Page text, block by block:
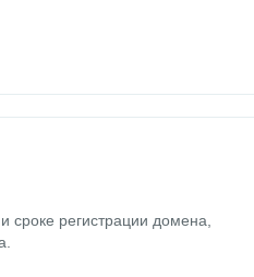
сроке регистрации домена,